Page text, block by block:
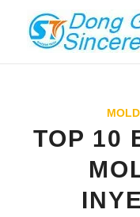
TOP 10